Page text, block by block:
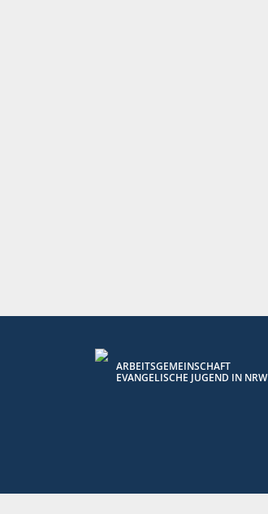
ARBEITSGEMEINSCHAFT
EVANGELISCHE JUGEND IN NRW